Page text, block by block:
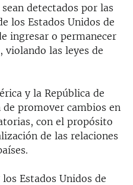
detectados por las
los Estados Unidos de
ingresar o permanecer
violando las leyes de
y la República de
promover cambios en
con el propósito
de las relaciones
Estados Unidos de